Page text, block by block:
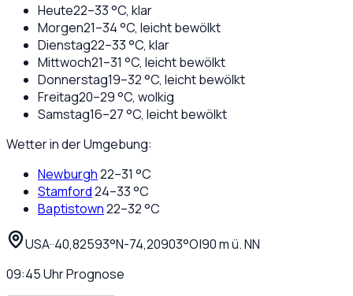
Heute22–33°C, klar
Morgen21–34°C, leicht bewölkt
Dienstag22–33°C, klar
Mittwoch21–31 °C, leicht bewölkt
Donnerstag19–32°C, leicht bewölkt
Freitag20–29°C, wolkig
Samstag16–27°C, leicht bewölkt
Wetter in der Umgebung:
Newburgh22–31 °C
Stamford24–33°C
Baptistown22–32°C
USA··40,82593°N-74,20903°O|90m ü. NN
09:45UhrPrognose